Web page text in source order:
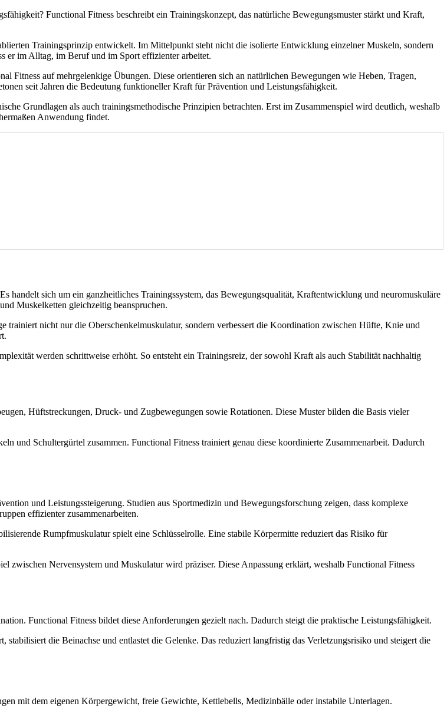
Functional Fitness beschreibt ein Trainingskonzept, das natürliche Bewegungsmuster stärkt und Kraft,
Trainingsprinzip entwickelt. Im Mittelpunkt steht nicht die isolierte Entwicklung einzelner Muskeln, sondern
er im Alltag, im Beruf und im Sport effizienter arbeitet.
Fitness auf mehrgelenkige Übungen. Diese orientieren sich an natürlichen Bewegungen wie Heben, Tragen,
seit Jahren die Bedeutung funktioneller Kraft für Prävention und Leistungsfähigkeit.
Grundlagen als auch trainingsmethodische Prinzipien betrachten. Erst im Zusammenspiel wird deutlich, weshalb
Anwendung findet.
handelt sich um ein ganzheitliches Trainingssystem, das Bewegungsqualität, Kraftentwicklung und neuromuskuläre
Muskelketten gleichzeitig beanspruchen.
nicht nur die Oberschenkelmuskulatur, sondern verbessert die Koordination zwischen Hüfte, Knie und
werden schrittweise erhöht. So entsteht ein Trainingsreiz, der sowohl Kraft als auch Stabilität nachhaltig
Hüftstreckungen, Druck- und Zugbewegungen sowie Rotationen. Diese Muster bilden die Basis vieler
und Schultergürtel zusammen. Functional Fitness trainiert genau diese koordinierte Zusammenarbeit. Dadurch
und Leistungssteigerung. Studien aus Sportmedizin und Bewegungsforschung zeigen, dass komplexe
effizienter zusammenarbeiten.
Rumpfmuskulatur spielt eine Schlüsselrolle. Eine stabile Körpermitte reduziert das Risiko für
zwischen Nervensystem und Muskulatur wird präziser. Diese Anpassung erklärt, weshalb Functional Fitness
Functional Fitness bildet diese Anforderungen gezielt nach. Dadurch steigt die praktische Leistungsfähigkeit.
die Beinachse und entlastet die Gelenke. Das reduziert langfristig das Verletzungsrisiko und steigert die
mit dem eigenen Körpergewicht, freie Gewichte, Kettlebells, Medizinbälle oder instabile Unterlagen.